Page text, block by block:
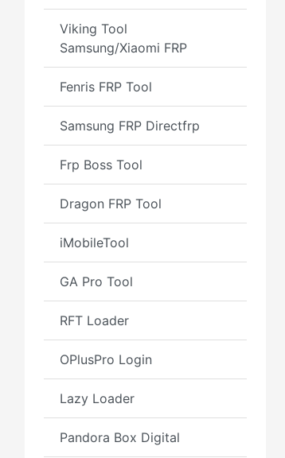
Viking Tool
Samsung/Xiaomi FRP
Fenris FRP Tool
Samsung FRP Directfrp
Frp Boss Tool
Dragon FRP Tool
iMobileTool
GA Pro Tool
RFT Loader
OPlusPro Login
Lazy Loader
Pandora Box Digital